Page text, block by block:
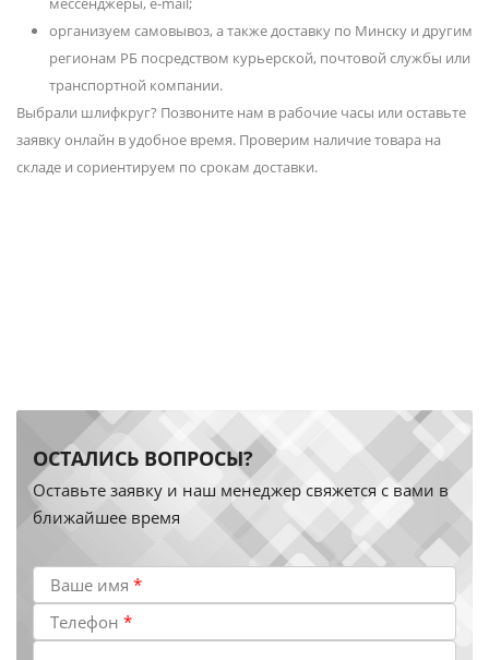
организуем самовывоз, а также доставку по Минску и другим
регионам РБ посредством курьерской, почтовой службы или
транспортной компании.
Выбрали шлифкруг? Позвоните нам в рабочие часы или оставьте
заявку онлайн в удобное время. Проверим наличие товара на
складе и сориентируем по срокам доставки.
ОСТАЛИСЬ ВОПРОСЫ?
Оставьте заявку и наш менеджер свяжется с вами в
ближайшее время
Ваше имя *
Телефон *